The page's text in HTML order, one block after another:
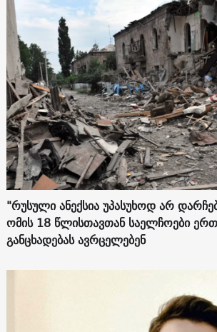
"რუსული ანექსია უპასუხოდ არ
ომის 18 წლისთავთან საელჩოები
განცხადებას ავრცელებენ